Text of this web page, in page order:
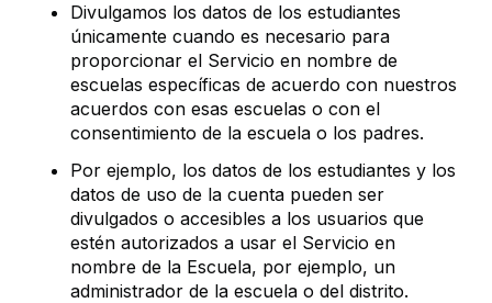
Divulgamos los datos de los estudiantes
únicamente cuando es necesario para
proporcionar el Servicio en nombre de
escuelas específicas de acuerdo con nuestros
acuerdos con esas escuelas o con el
consentimiento de la escuela o los padres.
Por ejemplo, los datos de los estudiantes y los
datos de uso de la cuenta pueden ser
divulgados o accesibles a los usuarios que
estén autorizados a usar el Servicio en
nombre de la Escuela, por ejemplo, un
administrador de la escuela o del distrito.